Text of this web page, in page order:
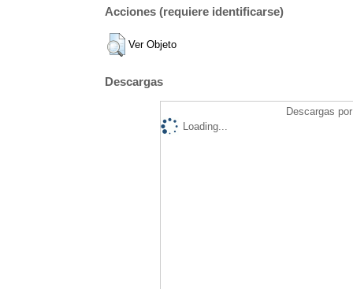
Acciones (requiere identificarse)
Ver Objeto
Descargas
Descargas
Loading...